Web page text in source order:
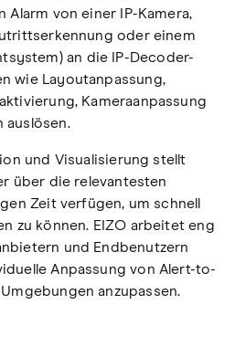
Alarm von einer IP-Kamera,
oder einem
an die IP-Decoder-
wie Layoutanpassung,
Kameraanpassung
auslösen.
und Visualisierung stellt
über die relevantesten
Zeit verfügen, um schnell
zu können. EIZO arbeitet eng
und Endbenutzern
Anpassung von Alert-to-
anzupassen.